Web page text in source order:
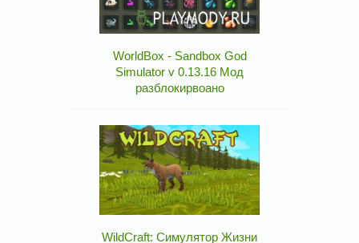
WorldBox - Sandbox God
Simulator v 0.13.16 Мод
разблокирвоано
WildCraft: Симулятор Жизни